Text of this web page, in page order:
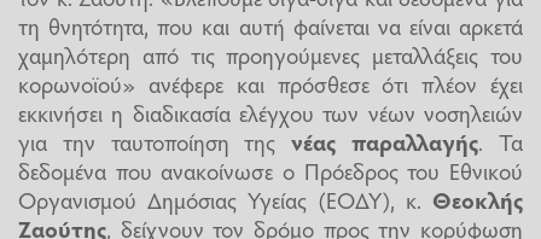
τη θνητότητα, που και αυτή φαίνεται να είναι αρκετά
χαμηλότερη από τις προηγούμενες μεταλλάξεις του
κορωνοϊού» ανέφερε και πρόσθεσε ότι πλέον έχει
εκκινήσει η διαδικασία ελέγχου των νέων νοσηλειών
για την ταυτοποίηση τηςνέας παραλλαγής. Τα
δεδομένα που ανακοίνωσε ο Πρόεδρος του Εθνικού
Οργανισμού Δημόσιας Υγείας (ΕΟΔΥ), κ. Θεοκλής
Ζαούτης, δείχνουν τον δρόμο προς την κορύφωση